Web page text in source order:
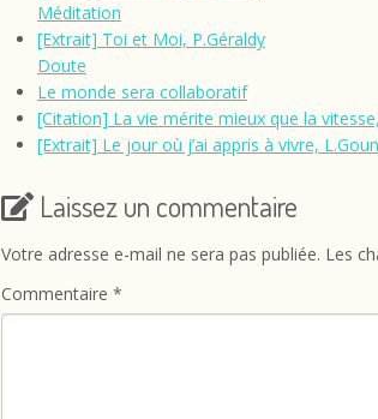
Méditation
[Extrait] Toi et Moi, P.Géraldy
Doute
Le monde sera collaboratif
[Citation] La vie mérite mieux que la
[Extrait] Le jour où j’ai appris à vivre,
Laissez un commentaire
Votre adresse e-mail ne sera pas publiée. Les
Commentaire *